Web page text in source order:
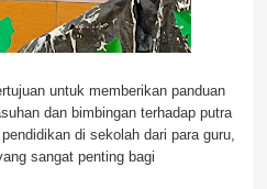
untuk memberikan panduan
dan bimbingan terhadap putra
di sekolah dari para guru,
sangat penting bagi